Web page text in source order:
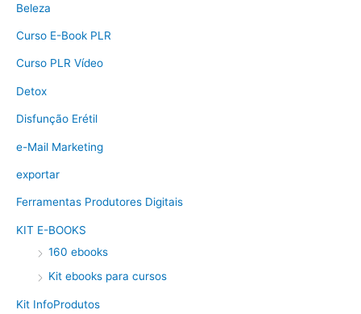
Beleza
Curso E-Book PLR
Curso PLR Vídeo
Detox
Disfunção Erétil
e-Mail Marketing
exportar
Ferramentas Produtores Digitais
KIT E-BOOKS
160 ebooks
Kit ebooks para cursos
Kit InfoProdutos